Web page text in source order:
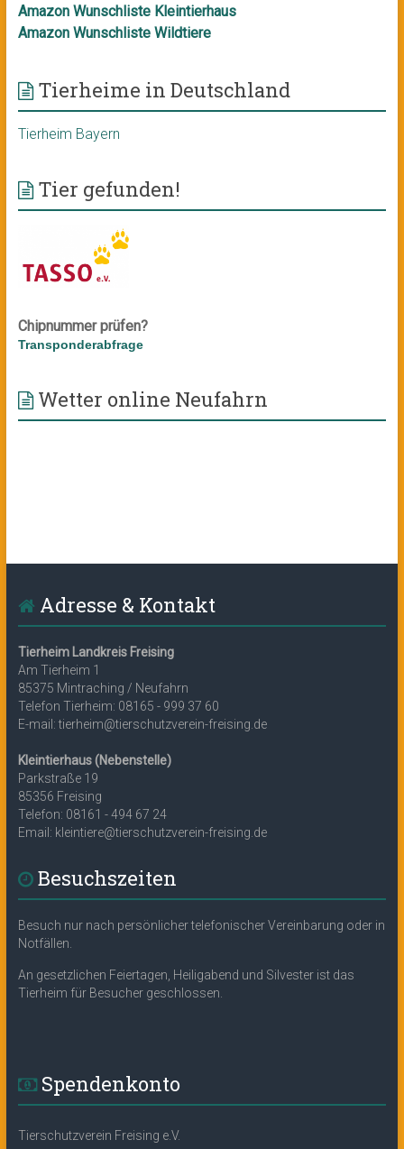
Amazon Wunschliste Kleintierhaus
Amazon Wunschliste Wildtiere
Tierheime in Deutschland
Tierheim Bayern
Tier gefunden!
Chipnummer prüfen?
Transponderabfrage
Wetter online Neufahrn
Adresse & Kontakt
Tierheim Landkreis Freising
Am Tierheim 1
85375 Mintraching / Neufahrn
Telefon Tierheim: 08165 - 999 37 60
E-mail: tierheim@tierschutzverein-freising.de
Kleintierhaus (Nebenstelle)
Parkstraße 19
85356 Freising
Telefon: 08161 - 494 67 24
Email: kleintiere@tierschutzverein-freising.de
Besuchszeiten
Besuch nur nach persönlicher telefonischer Vereinbarung oder in
Notfällen.
An gesetzlichen Feiertagen, Heiligabend und Silvester ist das
Tierheim für Besucher geschlossen.
Spendenkonto
Tierschutzverein Freising e.V.